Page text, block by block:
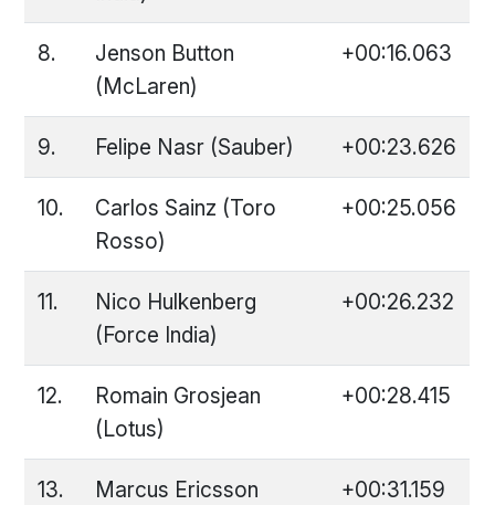
8.
Jenson Button
(McLaren)
+00:16.063
9. Felipe Nasr (Sauber) +00:23.626
10.
Carlos Sainz (Toro
Rosso)
+00:25.056
11.
Nico Hulkenberg
(Force India)
+00:26.232
12.
Romain Grosjean
(Lotus)
+00:28.415
13.
Marcus Ericsson
+00:31.159